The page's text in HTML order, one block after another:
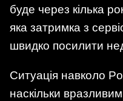
буде через кілька
яка затримка з
швидко посилити
Ситуація навколо
наскільки